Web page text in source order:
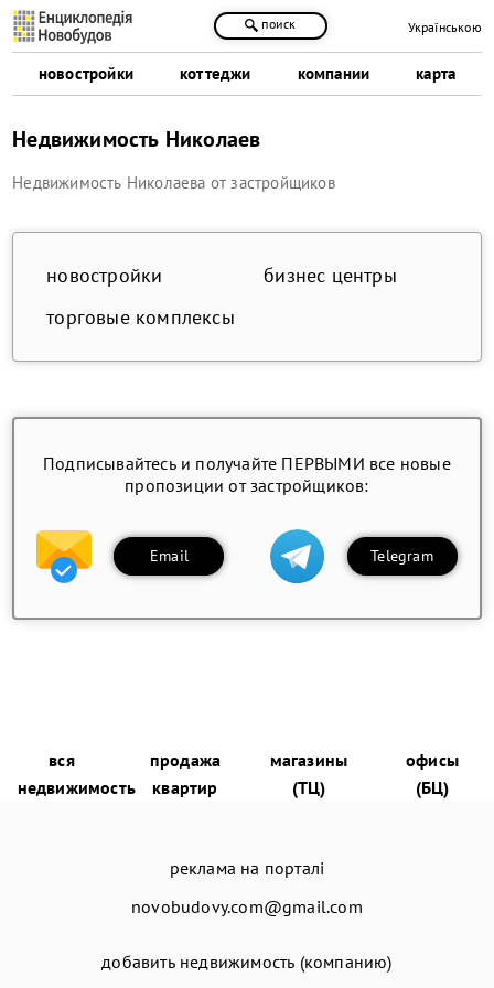
новостройки коттеджи компании карта
поиск Українською
Недвижимость Николаев
Недвижимость Николаева от застройщиков
новостройки
бизнес центры
торговые комплексы
Подписывайтесь и получайте ПЕРВЫМИ все новые
пропозиции от застройщиков:
Email Telegram
вся
недвижимость
продажа
квартир
магазины
(ТЦ)
офисы
(БЦ)
реклама на порталі
novobudovy.com@gmail.com
добавить недвижимость (компанию)